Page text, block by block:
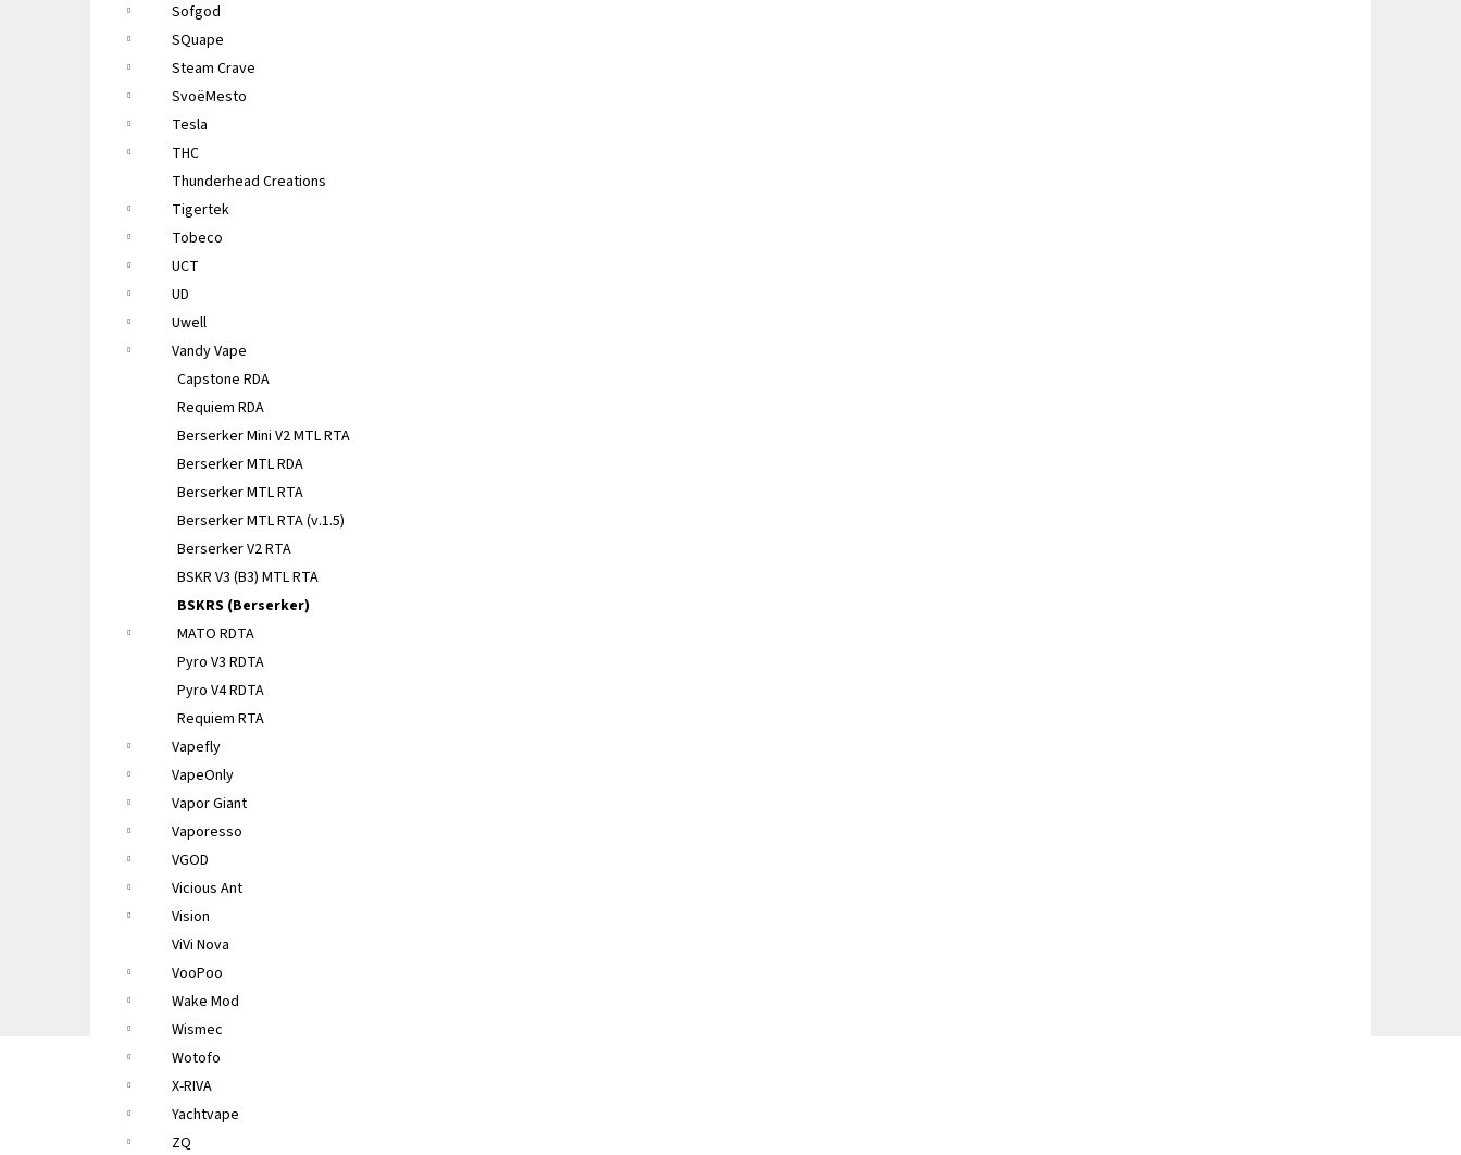
Sofgod
SQuape
Steam Crave
SvoëMesto
Tesla
THC
Thunderhead Creations
Tigertek
Tobeco
UCT
UD
Uwell
Vandy Vape
Capstone RDA
Requiem RDA
Berserker Mini V2 MTL RTA
Berserker MTL RDA
Berserker MTL RTA
Berserker MTL RTA (v.1.5)
Berserker V2 RTA
BSKR V3 (B3) MTL RTA
BSKRS (Berserker)
MATO RDTA
Pyro V3 RDTA
Pyro V4 RDTA
Requiem RTA
Vapefly
VapeOnly
Vapor Giant
Vaporesso
VGOD
Vicious Ant
Vision
ViVi Nova
VooPoo
Wake Mod
Wismec
Wotofo
X-RIVA
Yachtvape
ZQ